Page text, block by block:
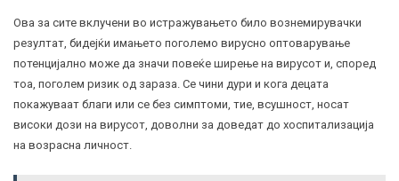
Ова за сите вклучени во истражувањето било вознемирувачки
резултат, бидејќи имањето поголемо вирусно оптоварување
потенцијално може да значи повеќе ширење на вирусот и, според
тоа, поголем ризик од зараза. Се чини дури и кога децата
покажуваат благи или се без симптоми, тие, всушност, носат
високи дози на вирусот, доволни за доведат до хоспитализација
на возрасна личност.